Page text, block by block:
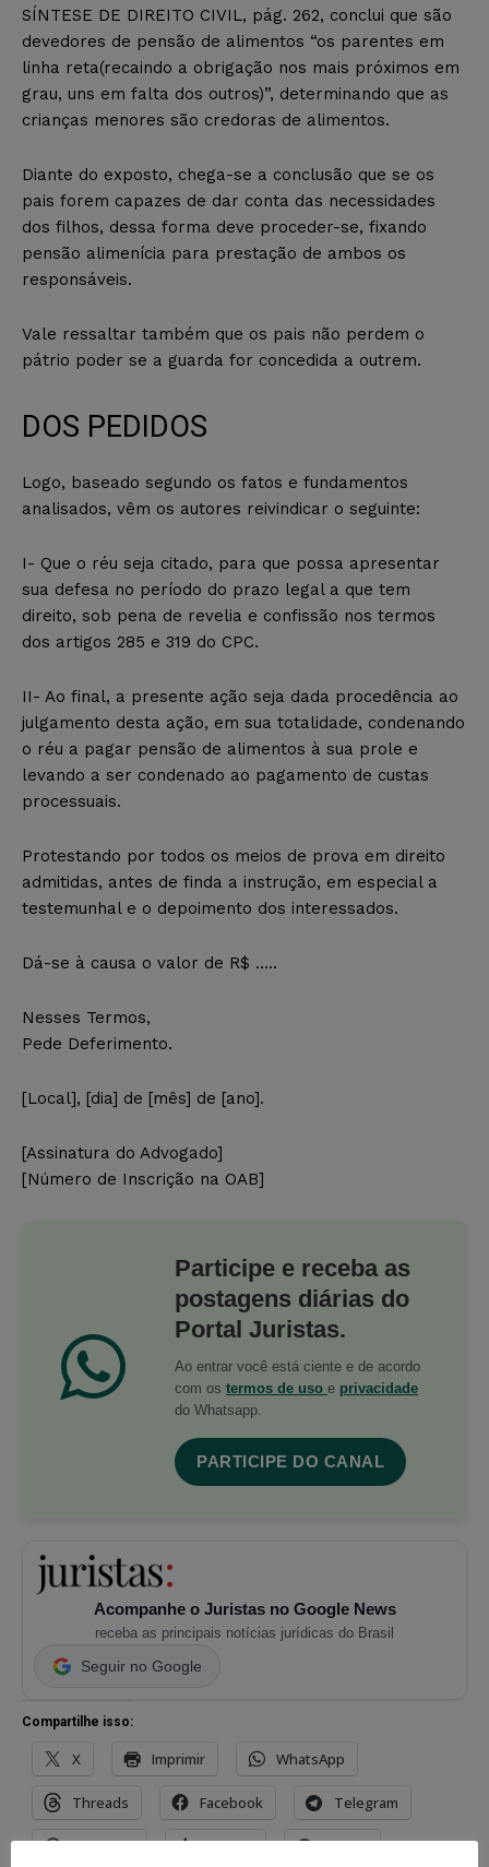
SÍNTESE DE DIREITO CIVIL, pág. 262, conclui que são
devedores de pensão de alimentos “os parentes em
linha reta(recaindo a obrigação nos mais próximos em
grau, uns em falta dos outros)”, determinando que as
crianças menores são credoras de alimentos.
Diante do exposto, chega-se a conclusão que se os
pais forem capazes de dar conta das necessidades
dos filhos, dessa forma deve proceder-se, fixando
pensão alimenícia para prestação de ambos os
responsáveis.
Vale ressaltar também que os pais não perdem o
pátrio poder se a guarda for concedida a outrem.
DOS PEDIDOS
Logo, baseado segundo os fatos e fundamentos
analisados, vêm os autores reivindicar o seguinte:
I- Que o réu seja citado, para que possa apresentar
sua defesa no período do prazo legal a que tem
direito, sob pena de revelia e confissão nos termos
dos artigos 285 e 319 do CPC.
II- Ao final, a presente ação seja dada procedência ao
julgamento desta ação, em sua totalidade, condenando
o réu a pagar pensão de alimentos à sua prole e
levando a ser condenado ao pagamento de custas
processuais.
Protestando por todos os meios de prova em direito
admitidas, antes de finda a instrução, em especial a
testemunhal e o depoimento dos interessados.
Dá-se à causa o valor de R$ …..
Nesses Termos,
Pede Deferimento.
[Local], [dia] de [mês] de [ano].
[Assinatura do Advogado]
[Número de Inscrição na OAB]
Participe e receba as
postagens diárias do
Portal Juristas.
Ao entrar você está ciente e de acordo
com os termos de uso e privacidade
do Whatsapp.
PARTICIPE DO CANAL
Acompanhe o Juristas no Google News
receba as principais notícias jurídicas do Brasil
Seguir no Google
Compartilhe isso:
X Imprimir WhatsApp
Threads Facebook Telegram
Pinterest Tumblr Reddit